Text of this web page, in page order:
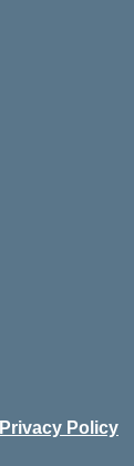
Privacy Policy